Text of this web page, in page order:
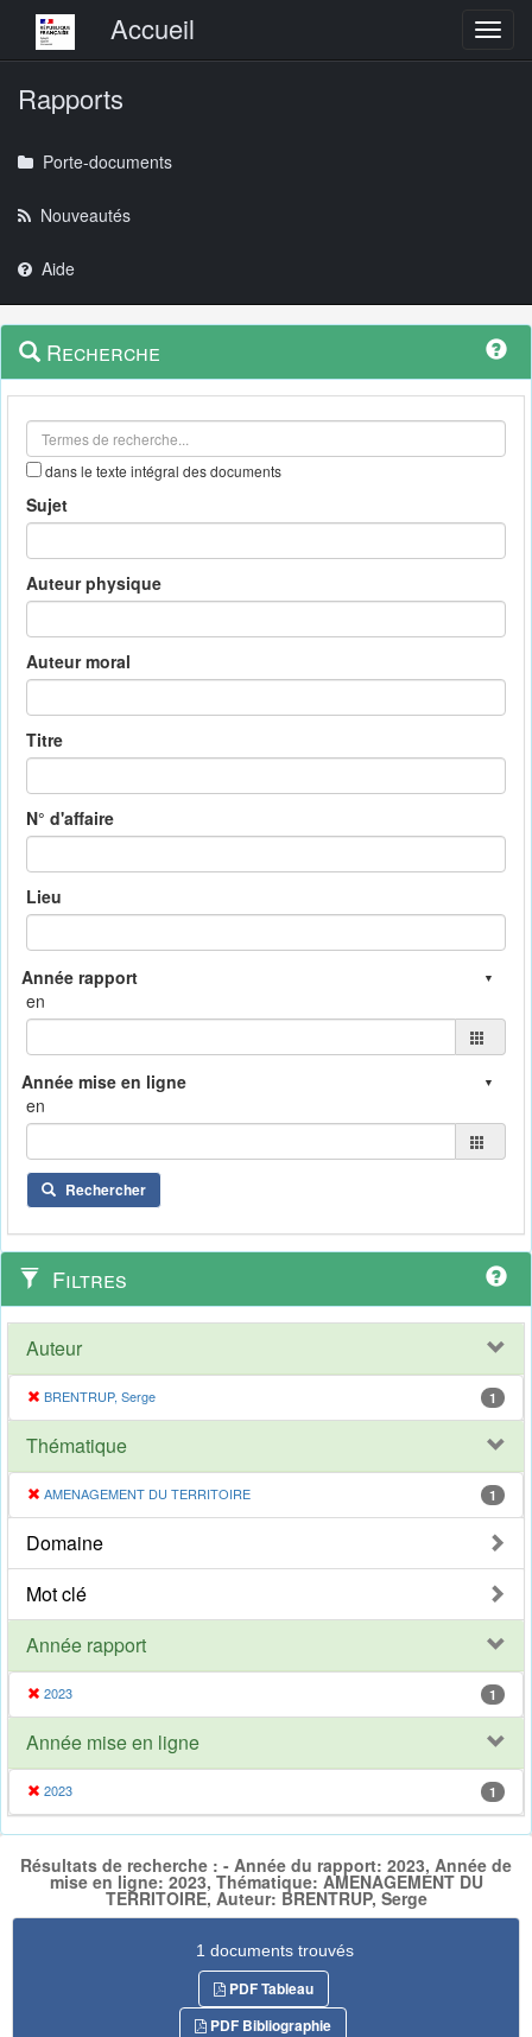
Menu principalAccueil
Rapports
Porte-documents
Nouveautés
Aide
Navigation
outils
Menu
contextuel
Recherche
dans le texte intégral des documents
Sujet
Auteur physique
Auteur moral
Titre
N° d'affaire
Lieu
en
en
Rechercher
Filtres
Auteur
BRENTRUP, Serge 1
Thématique
AMENAGEMENT DU TERRITOIRE 1
Domaine
Mot clé
Année rapport
2023 1
Année mise en ligne
2023 1
Résultats de recherche : - Année du rapport: 2023, Année de
mise en ligne: 2023, Thématique: AMENAGEMENT DU
TERRITOIRE, Auteur: BRENTRUP, Serge
1 documents trouvés
PDF Tableau
PDF Bibliographie